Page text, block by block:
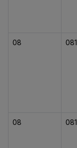
08 081
08 081